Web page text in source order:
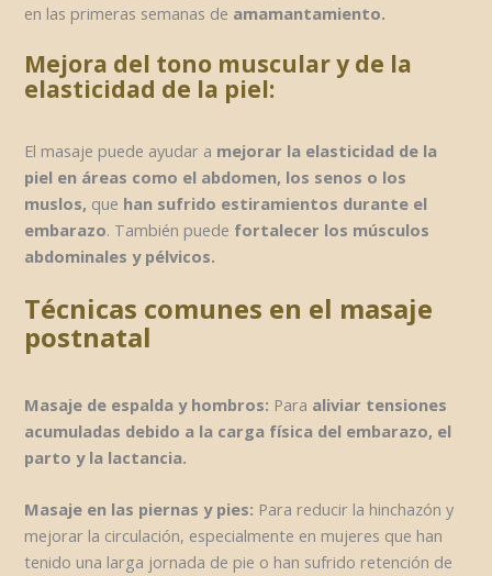
en las primeras semanas de amamantamiento.
Mejora del tono muscular y de la
elasticidad de la piel:
El masaje puede ayudar a mejorar la elasticidad de la
piel en áreas como el abdomen, los senos o los
muslos, que han sufrido estiramientos durante el
embarazo. También puede fortalecer los músculos
abdominales y pélvicos.
Técnicas comunes en el masaje
postnatal
Masaje de espalda y hombros: Para aliviar tensiones
acumuladas debido a la carga física del embarazo, el
parto y la lactancia.
Masaje en las piernas y pies: Para reducir la hinchazón y
mejorar la circulación, especialmente en mujeres que han
tenido una larga jornada de pie o han sufrido retención de